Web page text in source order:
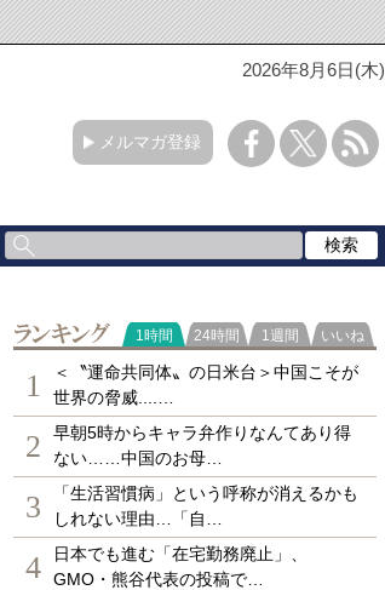
2026年8月6日(木)
メルマガ登録
ランキング
1時間 24時間 1週間 いいね
1
＜〝運命共同体〟の日米台＞中国こそが
世界の脅威....…
2
早朝5時からキャラ弁作りなんてあり得
ない……中国のお母…
3
「生活習慣病」という呼称が消えるかも
しれない理由…「自…
4
日本でも進む「在宅勤務廃止」、
GMO・熊谷代表の投稿で…